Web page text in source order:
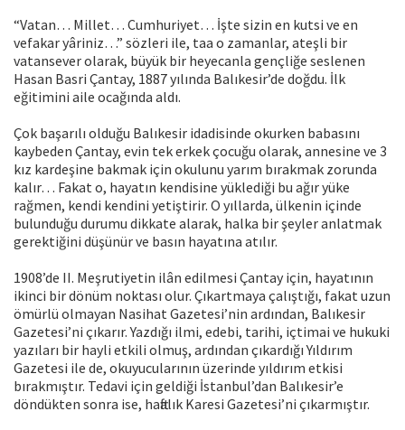
“Vatan… Millet… Cumhuriyet… İşte sizin en kutsi ve en
vefakar yâriniz…” sözleri ile, taa o zamanlar, ateşli bir
vatansever olarak, büyük bir heyecanla gençliğe seslenen
Hasan Basri Çantay, 1887 yılında Balıkesir’de doğdu. İlk
eğitimini aile ocağında aldı.
Çok başarılı olduğu Balıkesir idadisinde okurken babasını
kaybeden Çantay, evin tek erkek çocuğu olarak, annesine ve 3
kız kardeşine bakmak için okulunu yarım bırakmak zorunda
kalır… Fakat o, hayatın kendisine yüklediği bu ağır yüke
rağmen, kendi kendini yetiştirir. O yıllarda, ülkenin içinde
bulunduğu durumu dikkate alarak, halka bir şeyler anlatmak
gerektiğini düşünür ve basın hayatına atılır.
1908’de II. Meşrutiyetin ilân edilmesi Çantay için, hayatının
ikinci bir dönüm noktası olur. Çıkartmaya çalıştığı, fakat uzun
ömürlü olmayan Nasihat Gazetesi’nin ardından, Balıkesir
Gazetesi’ni çıkarır. Yazdığı ilmi, edebi, tarihi, içtimai ve hukuki
yazıları bir hayli etkili olmuş, ardından çıkardığı Yıldırım
Gazetesi ile de, okuyucularının üzerinde yıldırım etkisi
bırakmıştır. Tedavi için geldiği İstanbul’dan Balıkesir’e
döndükten sonra ise, haftalık Karesi Gazetesi’ni çıkarmıştır.